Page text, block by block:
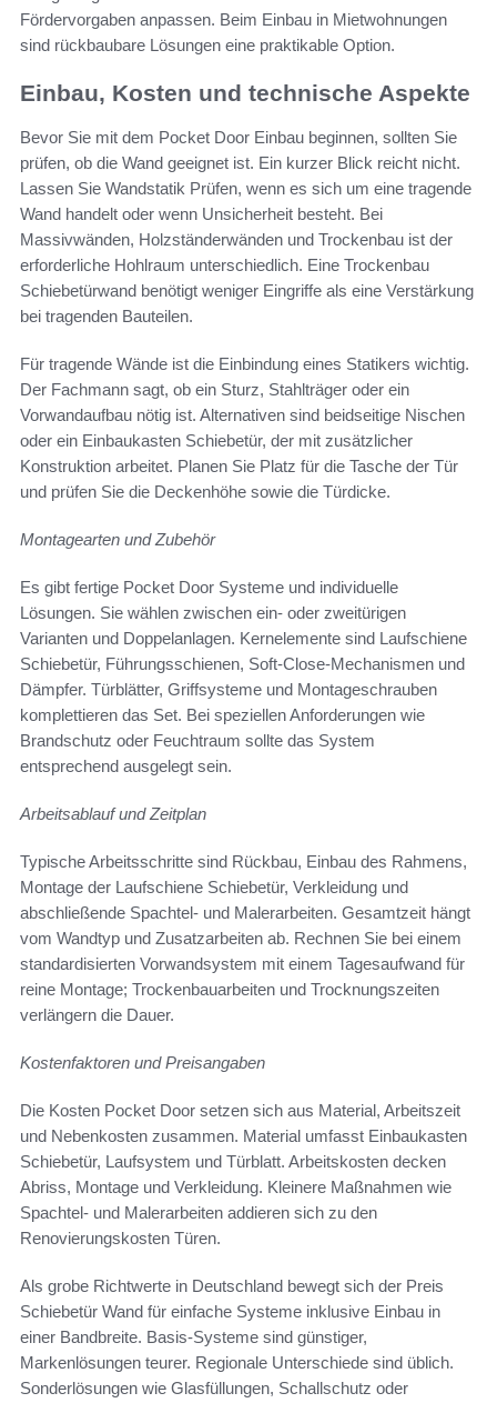
Fördervorgaben anpassen. Beim Einbau in Mietwohnungen
sind rückbaubare Lösungen eine praktikable Option.
Einbau, Kosten und technische Aspekte
Bevor Sie mit dem Pocket Door Einbau beginnen, sollten Sie
prüfen, ob die Wand geeignet ist. Ein kurzer Blick reicht nicht.
Lassen Sie Wandstatik Prüfen, wenn es sich um eine tragende
Wand handelt oder wenn Unsicherheit besteht. Bei
Massivwänden, Holzständerwänden und Trockenbau ist der
erforderliche Hohlraum unterschiedlich. Eine Trockenbau
Schiebetürwand benötigt weniger Eingriffe als eine Verstärkung
bei tragenden Bauteilen.
Für tragende Wände ist die Einbindung eines Statikers wichtig.
Der Fachmann sagt, ob ein Sturz, Stahlträger oder ein
Vorwandaufbau nötig ist. Alternativen sind beidseitige Nischen
oder ein Einbaukasten Schiebetür, der mit zusätzlicher
Konstruktion arbeitet. Planen Sie Platz für die Tasche der Tür
und prüfen Sie die Deckenhöhe sowie die Türdicke.
Montagearten und Zubehör
Es gibt fertige Pocket Door Systeme und individuelle
Lösungen. Sie wählen zwischen ein- oder zweitürigen
Varianten und Doppelanlagen. Kernelemente sind Laufschiene
Schiebetür, Führungsschienen, Soft-Close-Mechanismen und
Dämpfer. Türblätter, Griffsysteme und Montageschrauben
komplettieren das Set. Bei speziellen Anforderungen wie
Brandschutz oder Feuchtraum sollte das System
entsprechend ausgelegt sein.
Arbeitsablauf und Zeitplan
Typische Arbeitsschritte sind Rückbau, Einbau des Rahmens,
Montage der Laufschiene Schiebetür, Verkleidung und
abschließende Spachtel- und Malerarbeiten. Gesamtzeit hängt
vom Wandtyp und Zusatzarbeiten ab. Rechnen Sie bei einem
standardisierten Vorwandsystem mit einem Tagesaufwand für
reine Montage; Trockenbauarbeiten und Trocknungszeiten
verlängern die Dauer.
Kostenfaktoren und Preisangaben
Die Kosten Pocket Door setzen sich aus Material, Arbeitszeit
und Nebenkosten zusammen. Material umfasst Einbaukasten
Schiebetür, Laufsystem und Türblatt. Arbeitskosten decken
Abriss, Montage und Verkleidung. Kleinere Maßnahmen wie
Spachtel- und Malerarbeiten addieren sich zu den
Renovierungskosten Türen.
Als grobe Richtwerte in Deutschland bewegt sich der Preis
Schiebetür Wand für einfache Systeme inklusive Einbau in
einer Bandbreite. Basis-Systeme sind günstiger,
Markenlösungen teurer. Regionale Unterschiede sind üblich.
Sonderlösungen wie Glasfüllungen, Schallschutz oder